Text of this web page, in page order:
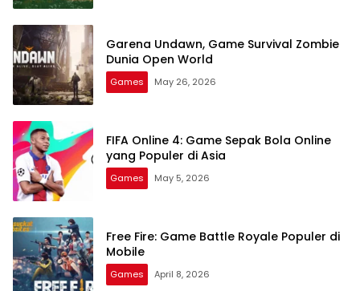
Garena Undawn, Game Survival Zombie
Dunia Open World
Games May 26, 2026
FIFA Online 4: Game Sepak Bola Online
yang Populer di Asia
Games May 5, 2026
Free Fire: Game Battle Royale Populer di
Mobile
Games April 8, 2026